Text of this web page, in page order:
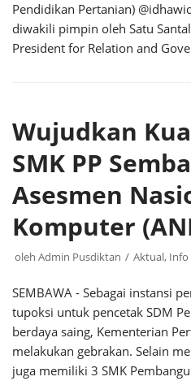
Pendidikan Pertanian)
diwakili pimpin oleh Satu
President for Relation and
Wujudkan
SMK PP
Asesmen
Komputer
oleh Admin Pusdiktan Aktual, Info
SEMBAWA - Sebagai instansi
tupoksi untuk pencetak SDM
berdaya saing, Kementerian
melakukan gebrakan. Selain
juga memiliki 3 SMK